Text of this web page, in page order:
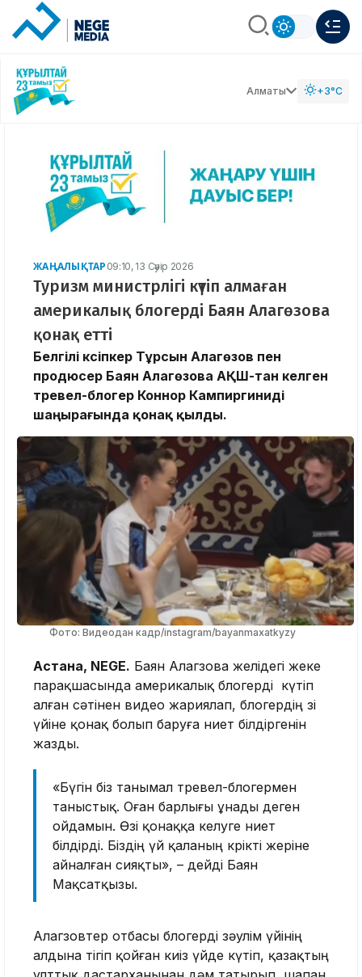
Алматы +3°C
ЖАҢАЛЫҚТАР 09:10, 13 Сәуір 2026
Туризм министрлігі күтіп алмаған
америкалық блогерді Баян Алагөзова
қонақ етті
Белгілі кәсіпкер Тұрсын Алагөзов пен
продюсер Баян Алагөзова АҚШ-тан келген
тревел-блогер Коннор Кампиргиниді
шаңырағында қонақ қылды.
Фото: Видеодан кадр/instagram/bayanmaxatkyzy
Астана, NEGE. Баян Алагөзова желідегі жеке
парақшасында америкалық блогерді күтіп
алған сәтінен видео жариялап, блогердің өзі
үйіне қонақ болып баруға ниет білдіргенін
жазды.
«Бүгін біз танымал тревел-блогермен
таныстық. Оған барлығы ұнады деген
ойдамын. Өзі қонаққа келуге ниет
білдірді. Біздің үй қаланың көрікті жеріне
айналған сияқты», – дейді Баян
Мақсатқызы.
Алагөзовтер отбасы блогерді зәулім үйінің
алдына тігіп қойған киіз үйде күтіп, қазақтың